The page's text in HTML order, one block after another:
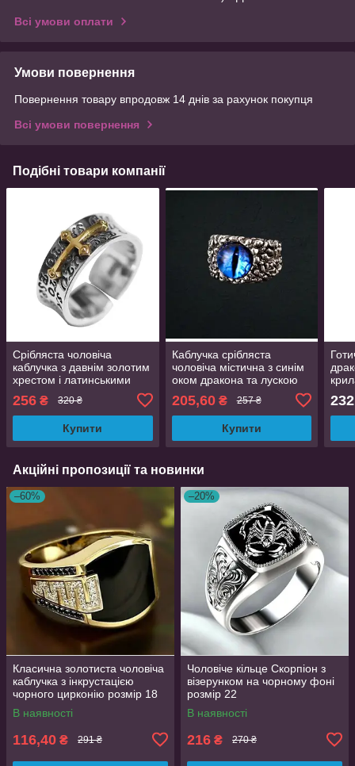
Всі умови оплати
Умови повернення
Повернення товару впродовж 14 днів за рахунок покупця
Всі умови повернення
Подібні товари компанії
Срібляста чоловіча
каблучка з давнім золотим
хрестом і латинськими
написами регульований
розмір AurumLux5269
256 ₴ 320 ₴
Купити
Каблучка срібляста
чоловіча містична з синім
оком дракона та лускою
AurumLux017
205,60₴ 257 ₴
Купити
232
Акційні пропозиції та новинки
–60%
Класична золотиста чоловіча
каблучка з інкрустацією
чорного цирконію розмір 18
AurumLux193
В наявності
116,40 ₴ 291 ₴
–20%
Чоловіче кільце Скорпіон з
візерунком на чорному фоні
розмір 22
В наявності
216 ₴ 270 ₴